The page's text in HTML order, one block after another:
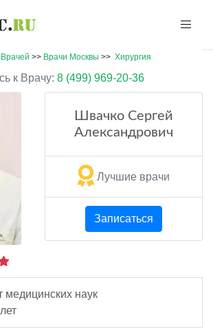
Врачей >> Врачи Москвы >> Хирургия
к Врачу: 8 (499) 969-20-36
Швачко Сергей
Александрович
Лучшие врачи
Записаться
медицинских наук